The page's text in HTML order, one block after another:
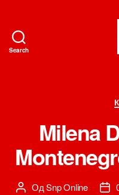
Search
Milena
Аутор
ОдSnp Online